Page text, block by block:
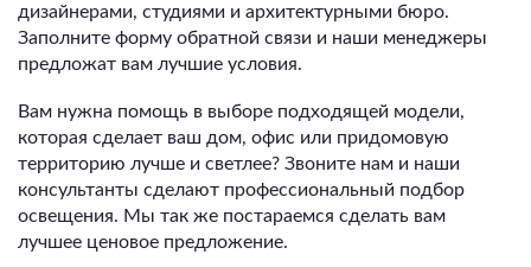
дизайнерами, студиями и архитектурными бюро.
Заполните форму обратной связи и наши менеджеры
предложат вам лучшие условия.
Вам нужна помощь в выборе подходящей модели,
которая сделает ваш дом, офис или придомовую
территорию лучше и светлее? Звоните нам и наши
консультанты сделают профессиональный подбор
освещения. Мы так же постараемся сделать вам
лучшее ценовое предложение.